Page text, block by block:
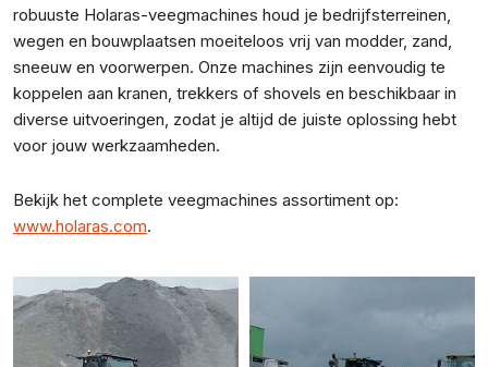
robuuste Holaras-veegmachines houd je bedrijfsterreinen,
wegen en bouwplaatsen moeiteloos vrij van modder, zand,
sneeuw en voorwerpen. Onze machines zijn eenvoudig te
koppelen aan kranen, trekkers of shovels en beschikbaar in
diverse uitvoeringen, zodat je altijd de juiste oplossing hebt
voor jouw werkzaamheden.
Bekijk het complete veegmachines assortiment op:
www.holaras.com.